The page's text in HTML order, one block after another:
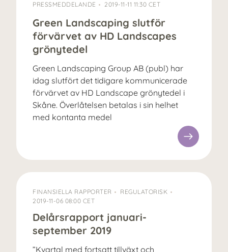
PRESSMEDDELANDE 2019-11-11 11:30 CET
Green Landscaping slutför
förvärvet av HD Landscapes
grönytedel
Green Landscaping Group AB (publ) har
idag slutfört det tidigare kommunicerade
förvärvet av HD Landscape grönytedel i
Skåne. Överlåtelsen betalas i sin helhet
med kontanta medel
FINANSIELLA RAPPORTER
REGULATORISK
2019-11-06 08:00 CET
Delårs­rapport januari-
september 2019
”Kvartal med fortsatt tillväxt och